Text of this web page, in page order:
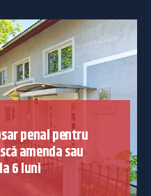
penal pentru
amenda sau
6 luni